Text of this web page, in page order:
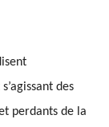
des
perdants de la